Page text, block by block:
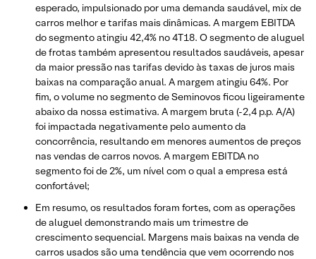
esperado, impulsionado por uma demanda saudável, mix de
carros melhor e tarifas mais dinâmicas. A margem EBITDA
do segmento atingiu 42,4% no 4T18. O segmento de aluguel
de frotas também apresentou resultados saudáveis, apesar
da maior pressão nas tarifas devido às taxas de juros mais
baixas na comparação anual. A margem atingiu 64%. Por
fim, o volume no segmento de Seminovos ficou ligeiramente
abaixo da nossa estimativa. A margem bruta (-2,4 p.p. A/A)
foi impactada negativamente pelo aumento da
concorrência, resultando em menores aumentos de preços
nas vendas de carros novos. A margem EBITDA no
segmento foi de 2%, um nível com o qual a empresa está
confortável;
Em resumo, os resultados foram fortes, com as operações
de aluguel demonstrando mais um trimestre de
crescimento sequencial. Margens mais baixas na venda de
carros usados são uma tendência que vem ocorrendo nos